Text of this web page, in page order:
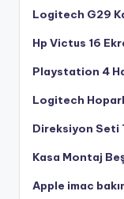
Logitech G29
Hp Victus 16
Playstation 4
Logitech
Direksiyon Seti
Kasa Montaj
Apple imac